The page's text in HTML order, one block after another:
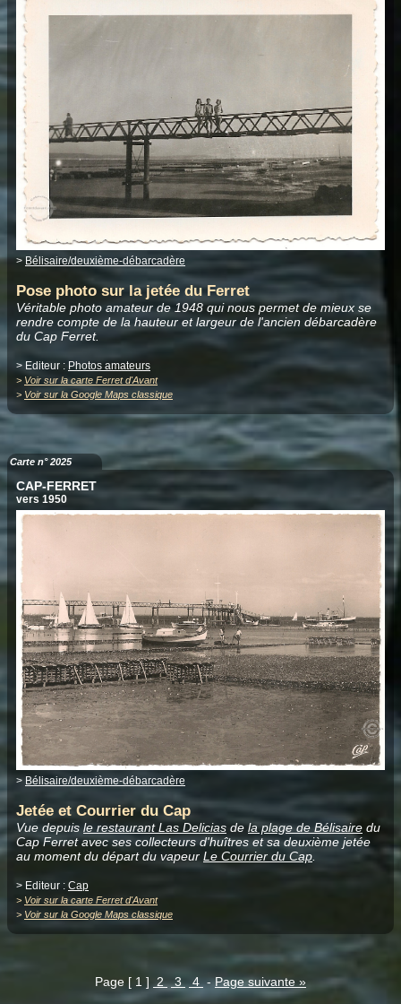
>Bélisaire/deuxième-débarcadère
Pose photo sur la jetée du Ferret
Véritable photo amateur de 1948 qui nous permet de mieux se
rendre compte de la hauteur et largeur de l'ancien débarcadère
du Cap Ferret.
> Editeur : Photos amateurs
> Voir sur la carte Ferret d'Avant
> Voir sur la Google Maps classique
Carte n° 2025
CAP-FERRET
vers 1950
> Bélisaire/deuxième-débarcadère
Jetée et Courrier du Cap
Vue depuisle restaurant Las Delicias dela plage de Bélisaire du
Cap Ferret avec ses collecteurs d'huîtres et sa deuxième jetée
au moment du départ du vapeur Le Courrier du Cap.
> Editeur : Cap
> Voir sur la carte Ferret d'Avant
> Voir sur la Google Maps classique
Page [ 1 ] 2 3 4-Page suivante »